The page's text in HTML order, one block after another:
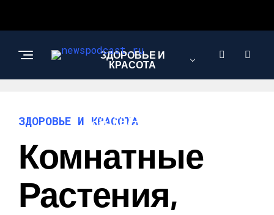
ЗДОРОВЬЕ И
КРАСОТА
ИНТЕРЕСНОЕ И
ПОЗНАВАТЕЛЬНОЕ
ЗДОРОВЬЕ И КРАСОТА
Комнатные
Растения,